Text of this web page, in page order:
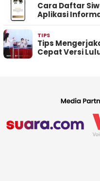
Cara Daftar
Aplikasi
TIPS
Tips
Cepat Versi